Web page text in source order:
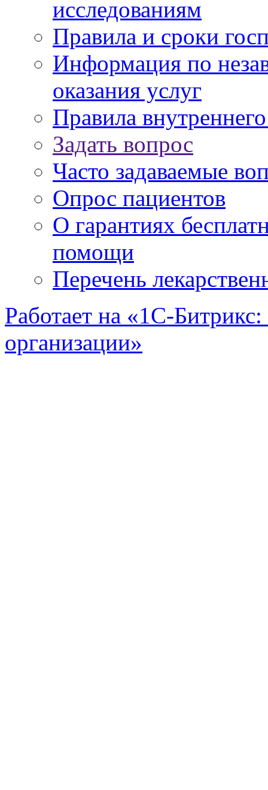
исследованиям
Правила и сроки
Информация по
оказания услуг
Правила
Задать вопрос
Часто задаваемые
Опрос пациентов
О гарантиях
помощи
Перечень
Работает на «1С-
организации»